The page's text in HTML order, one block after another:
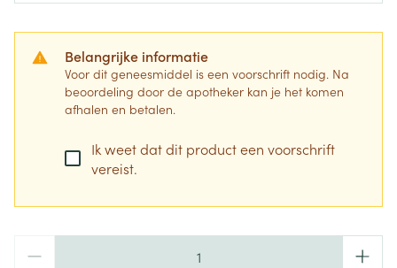
Belangrijke informatie
Voor dit geneesmiddel is een voorschrift nodig. Na
beoordeling door de apotheker kan je het komen
afhalen en betalen.
Ik weet dat dit product een voorschrift
vereist.